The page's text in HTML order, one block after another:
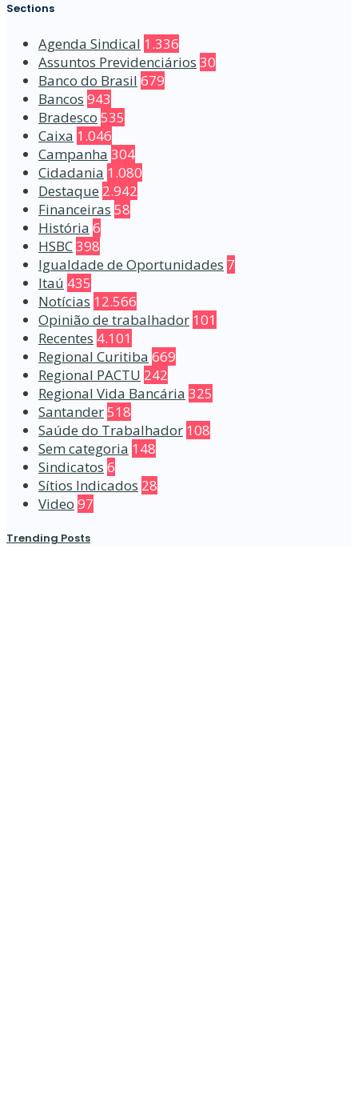
Sections
Agenda Sindical 1.336
Assuntos Previdenciários 30
Banco do Brasil 679
Bancos 943
Bradesco 535
Caixa 1.046
Campanha 304
Cidadania 1.080
Destaque 2.942
Financeiras 58
História 6
HSBC398
Igualdade de Oportunidades 7
Itaú 435
Notícias 12.566
Opinião de trabalhador 101
Recentes 4.101
Regional Curitiba 669
Regional PACTU 242
Regional Vida Bancária 325
Santander518
Saúde do Trabalhador 108
Sem categoria 148
Sindicatos 6
Sítios Indicados 28
Video 97
Trending Posts